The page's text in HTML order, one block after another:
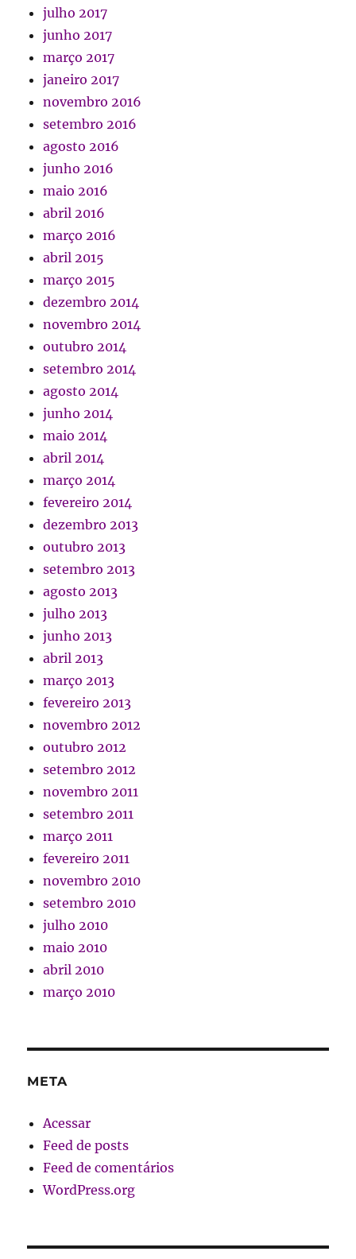
julho 2017
junho 2017
março 2017
janeiro 2017
novembro 2016
setembro 2016
agosto 2016
junho 2016
maio 2016
abril 2016
março 2016
abril 2015
março 2015
dezembro 2014
novembro 2014
outubro 2014
setembro 2014
agosto 2014
junho 2014
maio 2014
abril 2014
março 2014
fevereiro 2014
dezembro 2013
outubro 2013
setembro 2013
agosto 2013
julho 2013
junho 2013
abril 2013
março 2013
fevereiro 2013
novembro 2012
outubro 2012
setembro 2012
novembro 2011
setembro 2011
março 2011
fevereiro 2011
novembro 2010
setembro 2010
julho 2010
maio 2010
abril 2010
março 2010
META
Acessar
Feed de posts
Feed de comentários
WordPress.org